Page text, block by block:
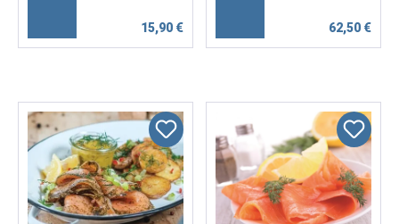
15,90 € 62,50 €